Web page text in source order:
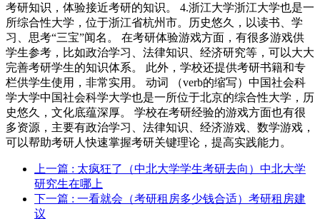
考研知识，体验接近考研的知识。 4.浙江大学浙江大学也是一
所综合性大学，位于浙江省杭州市。历史悠久，以读书、学
习、思考“三宝”闻名。 在考研体验游戏方面，有很多游戏供
学生参考，比如政治学习、法律知识、经济研究等，可以大大
完善考研学生的知识体系。 此外，学校还提供考研书籍和专
栏供学生使用，非常实用。 动词 （verb的缩写）中国社会科
学大学中国社会科学大学也是一所位于北京的综合性大学，历
史悠久，文化底蕴深厚。 学校在考研经验的游戏方面也有很
多资源，主要有政治学习、法律知识、经济游戏、数学游戏，
可以帮助考研人快速掌握考研关键理论，提高实践能力。
上一篇 : 太疯狂了（中北大学学生考研去向）中北大学
研究生在哪上
下一篇 : 一看就会（考研租房多少钱合适）考研租房建
议